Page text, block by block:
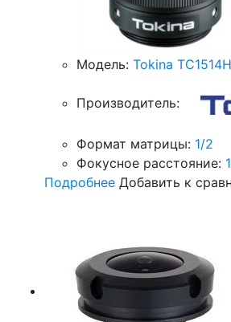
Модель: Tokina
Производитель:
Формат матрицы: 1/2
Фокусное расстояние:
Подробнее Добавить к